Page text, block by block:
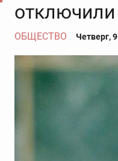
отключили
ОБЩЕСТВО Четверг,